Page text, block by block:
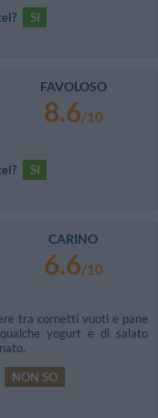
SI
FAVOLOSO
8.6/10
SI
CARINO
6.6/10
tra cornetti vuoti e pane
yogurt e di salato
NON SO